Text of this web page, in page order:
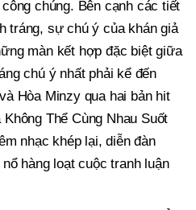
chúng. Bên cạnh các tiết
tráng, sự chú ý của khán giả
màn kết hợp đặc biệt giữa
chú ý nhất phải kể đến
Hòa Minzy qua hai bản hit
Thể Cùng Nhau Suốt
nhạc khép lại, diễn đàn
hàng loạt cuộc tranh luận